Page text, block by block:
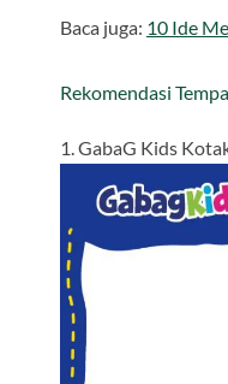
Baca juga: 10 Ide
Rekomendasi
1. GabaG Kids